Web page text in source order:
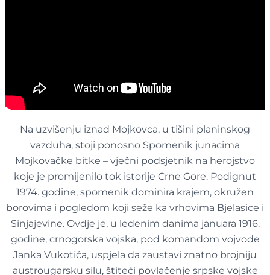
Na uzvišenju iznad Mojkovca, u tišini planinskog
vazduha, stoji ponosno Spomenik junacima
Mojkovačke bitke – vječni podsjetnik na herojstvo
koje je promijenilo tok istorije Crne Gore. Podignut
1974. godine, spomenik dominira krajem, okružen
borovima i pogledom koji seže ka vrhovima Bjelasice i
Sinjajevine. Ovdje je, u ledenim danima januara 1916.
godine, crnogorska vojska, pod komandom vojvode
Janka Vukotića, uspjela da zaustavi znatno brojniju
austrougarsku silu, štiteći povlačenje srpske vojske